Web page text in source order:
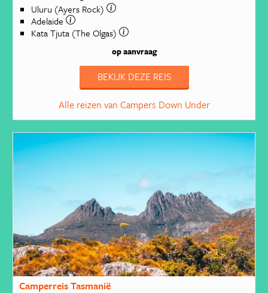
Uluru (Ayers Rock)
Adelaide
Kata Tjuta (The Olgas)
op aanvraag
BEKIJK DEZE REIS
Alle reizen van Campers Down Under
Camperreis Tasmanië